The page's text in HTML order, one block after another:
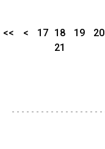
<< < 17 18 19
20
21